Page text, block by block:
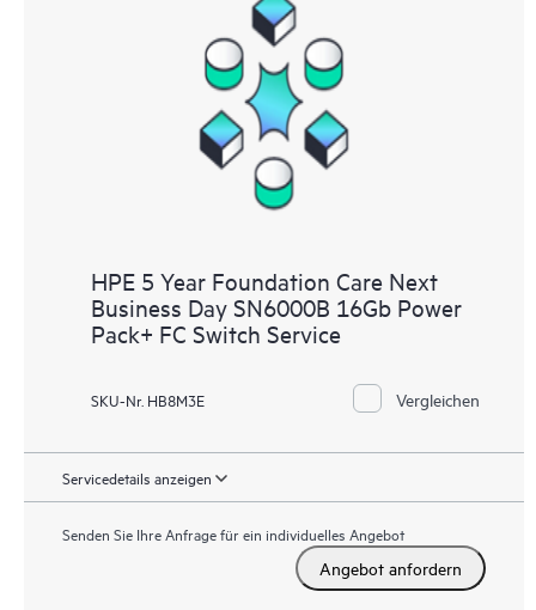
HPE 5 Year Foundation Care Next
Business Day SN6000B 16Gb Power
Pack+ FC Switch Service
SKU-Nr. HB8M3E Vergleichen
Servicedetails anzeigen
Senden Sie Ihre Anfrage für ein individuelles Angebot
Angebot anfordern